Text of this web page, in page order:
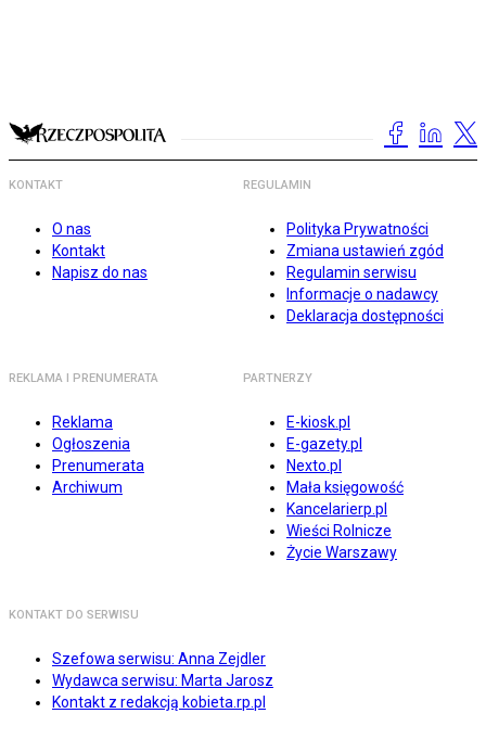
KONTAKT
O nas
Kontakt
Napisz do nas
REGULAMIN
Polityka Prywatności
Zmiana ustawień zgód
Regulamin serwisu
Informacje o nadawcy
Deklaracja dostępności
REKLAMA I PRENUMERATA
Reklama
Ogłoszenia
Prenumerata
Archiwum
PARTNERZY
E-kiosk.pl
E-gazety.pl
Nexto.pl
Mała księgowość
Kancelarierp.pl
Wieści Rolnicze
Życie Warszawy
KONTAKT DO SERWISU
Szefowa serwisu: Anna Zejdler
Wydawca serwisu: Marta Jarosz
Kontakt z redakcją kobieta.rp.pl